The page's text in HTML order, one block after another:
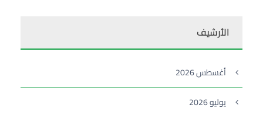
الأرشيف
أغسطس 2026
يوليو 2026